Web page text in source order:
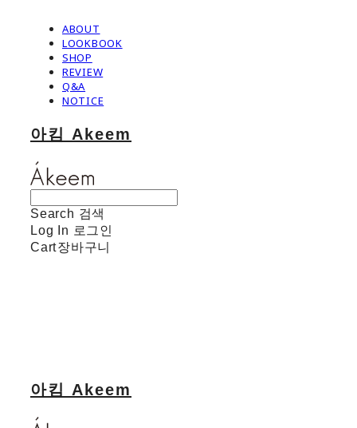
ABOUT
LOOKBOOK
SHOP
REVIEW
Q&A
NOTICE
아킴 Akeem
Search 검색
Log In 로그인
Cart장바구니
아킴 Akeem